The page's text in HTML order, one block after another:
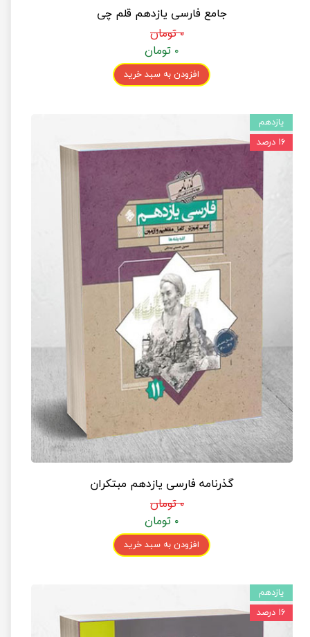
جامع فارسی یازدهم قلم چی
۰ تومان
۰ تومان
افزودن به سبد خرید
گذرنامه فارسی یازدهم مبتکران
۰ تومان
۰ تومان
افزودن به سبد خرید
یازدهم
۱۶ درصد
یازدهم
۱۶ درصد